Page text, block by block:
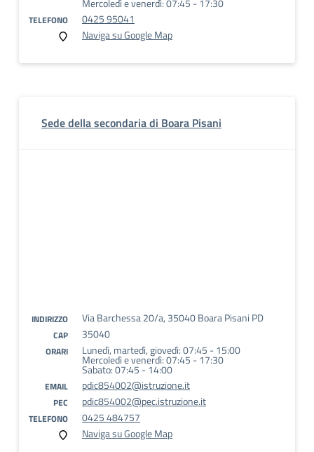
Mercoledì e venerdì: 07:45 - 17:30
TELEFONO
0425 95041
Naviga su Google Map
Sede della secondaria di Boara Pisani
INDIRIZZO Via Barchessa 20/a, 35040 Boara Pisani PD
CAP 35040
ORARI Lunedì, martedì, giovedì: 07:45 - 15:00
Mercoledì e venerdì: 07:45 - 17:30
Sabato: 07:45 - 14:00
EMAIL pdic854002@istruzione.it
PEC pdic854002@pec.istruzione.it
TELEFONO
0425 484757
Naviga su Google Map